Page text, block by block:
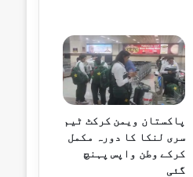
پاکستان ویمن کرکٹ ٹیم
سری لنکا کا دورہ مکمل
کرکے وطن واپس پہنچ
گئی